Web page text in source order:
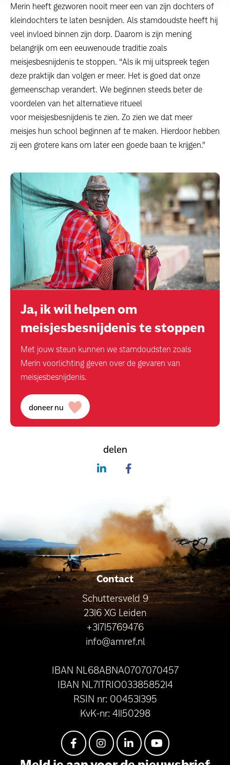
Merin heeft gezworen nooit meer een van zijn dochters of
kleindochters te laten besnijden. Als stamdoudste heeft hij
veel invloed binnen zijn dorp. Daarom is zijn mening
belangrijk om een eeuwenoude traditie zoals
meisjesbesnijdenis te stoppen. “Als ik mij uitspreek tegen
deze praktijk dan volgen er meer. Het is goed dat onze
gemeenschap verandert. We beginnen steeds beter de
voordelen van het alternatieve ritueel
voor meisjesbesnijdenis te zien. Zo zien we dat meer
meisjes hun school beginnen af te maken. Hierdoor hebben
zij een grotere kans om later een goede baan te krijgen."
Ja, ik wil helpen om
meisjesbesnijdenis te stoppen
Met jouw steun kunnen we stamdoudsten zoals
Merin voorlichting geven over de gevaren van
meisjesbesnijdenis.
doneer nu
delen
Contact
Schuttersveld 9
2316 XG Leiden
+31715769476
info@amref.nl
IBAN NL68ABNA0707070457
IBAN NL71TRIO0338585214
RSIN nr: 004531395
KvK-nr: 41150298